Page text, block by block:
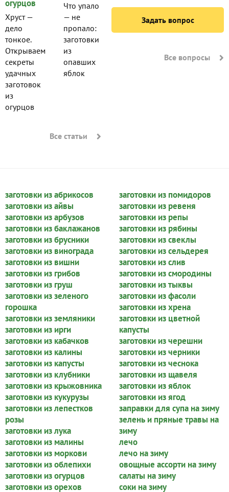
Хруст —
дело
тонкое.
Открываем
секреты
удачных
заготовок
из
огурцов
Что упало
— не
пропало:
заготовки
из
опавших
яблок
Все статьи
Задать вопрос
Все вопросы
заготовки из абрикосов
заготовки из айвы
заготовки из арбузов
заготовки из баклажанов
заготовки из брусники
заготовки из винограда
заготовки из вишни
заготовки из грибов
заготовки из груш
заготовки из зеленого
горошка
заготовки из земляники
заготовки из ирги
заготовки из кабачков
заготовки из калины
заготовки из капусты
заготовки из клубники
заготовки из крыжовника
заготовки из кукурузы
заготовки из лепестков
розы
заготовки из лука
заготовки из малины
заготовки из моркови
заготовки из облепихи
заготовки из огурцов
заготовки из орехов
заготовки из помидоров
заготовки из ревеня
заготовки из репы
заготовки из рябины
заготовки из свеклы
заготовки из сельдерея
заготовки из слив
заготовки из смородины
заготовки из тыквы
заготовки из фасоли
заготовки из хрена
заготовки из цветной
капусты
заготовки из черешни
заготовки из черники
заготовки из чеснока
заготовки из щавеля
заготовки из яблок
заготовки из ягод
заправки для супа на зиму
зелень и пряные травы на
зиму
лечо
лечо на зиму
овощные ассорти на зиму
салаты на зиму
соки на зиму